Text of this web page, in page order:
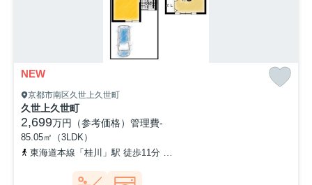
NEW
京都市南区久世上久世町
久世上久世町
2,699万円（参考価格） 管理費-
85.05㎡（3LDK）
東海道本線「桂川」駅 徒歩11分